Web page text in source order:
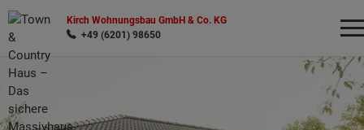
Kirch Wohnungsbau GmbH & Co. KG
+49 (6201) 98650
Wonach möchten Sie suchen?